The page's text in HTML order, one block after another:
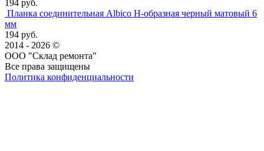
194 руб.
Планка соединительная Albico Н-образная черный матовый 6
мм
194 руб.
2014 - 2026 ©
ООО "Склад ремонта"
Все права защищены
Политика конфиденциальности